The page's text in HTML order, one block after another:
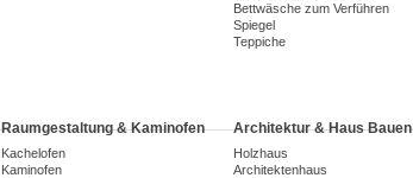
Bettwäsche zum Verführen
Spiegel
Teppiche
Raumgestaltung & Kaminofen
Kachelofen
Kaminofen
Architektur & Haus Bauen
Holzhaus
Architektenhaus